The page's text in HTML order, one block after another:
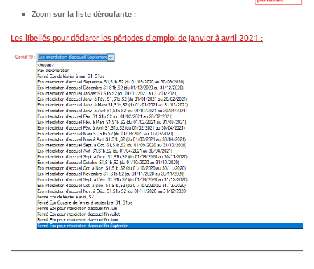
Zoom sur la liste déroulante :
Les libellés pour déclarer les périodes d’emploi de janvier à avril 2021 :